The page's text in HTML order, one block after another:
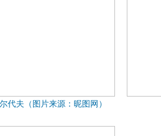
代夫（图片来源：昵图网）